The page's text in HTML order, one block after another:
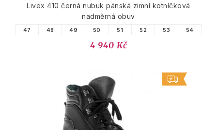
Livex 410 černá nubuk pánská zimní kotníčková
nadměrná obuv
47 48 49 50 51 52 53 54
4 940 Kč